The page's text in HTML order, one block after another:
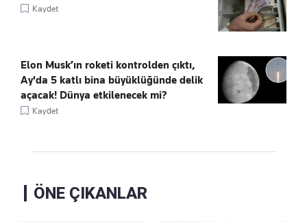
Kaydet
Elon Musk’ın roketi kontrolden çıktı,
Ay'da 5 katlı bina büyüklüğünde delik
açacak! Dünya etkilenecek mi?
Kaydet
ÖNE ÇIKANLAR